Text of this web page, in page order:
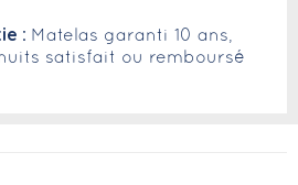
: Matelas garanti 10 ans,
satisfait ou remboursé